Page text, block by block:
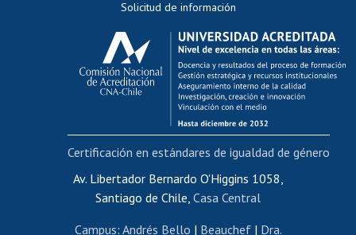
Evaluación docente
Calificación académica
Postulación al AUCAI
Funcionarias/os
Cursos internos de capacitación
Bienestar del personal
Portal de movilidad interna
Certificado de renta
Certificado de renta honorarios
Solicitud de información
Av. Libertador Bernardo O'Higgins 1058,
Santiago de Chile, Casa Central
Campus: Andrés Bello | Beauchef| Dra.
Certificación en estándares de igualdad de género